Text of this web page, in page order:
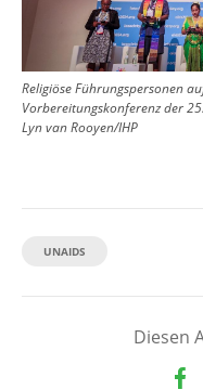
Religiöse Führungspersonen
Vorbereitungskonferenz der
Lyn van Rooyen/IHP
UNAIDS
Diesen